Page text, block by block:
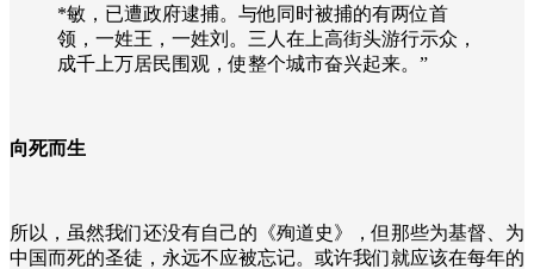
*敏，已遭政府逮捕。与他同时被捕的有两位首
领，一姓王，一姓刘。三人在上高街头游行示众，
成千上万居民围观，使整个城市奋兴起来。”
向死而生
所以，虽然我们还没有自己的《殉道史》，但那些为基督、为
中国而死的圣徒，永远不应被忘记。或许我们就应该在每年的